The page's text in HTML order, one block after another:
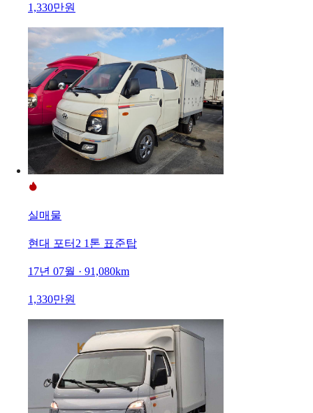
1,330만원
실매물
현대 포터2 1톤 표준탑
17년 07월 · 91,080km
1,330만원